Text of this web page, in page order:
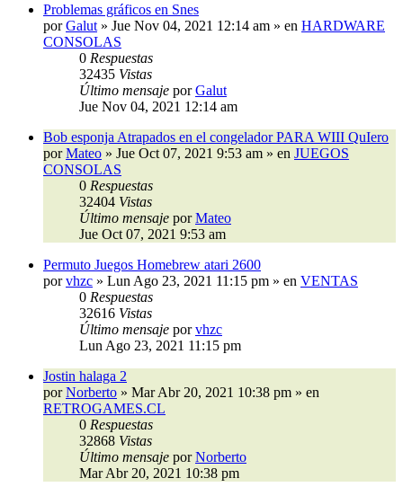
Problemas gráficos en Snes
porGalut » Jue Nov 04, 2021 12:14 am » en HARDWARE
CONSOLAS
0 Respuestas
32435 Vistas
Último mensaje porGalut
Jue Nov 04, 2021 12:14 am
Bob esponja Atrapados en el congelador PARA WIII QuIero
porMateo » Jue Oct 07, 2021 9:53 am » en JUEGOS
CONSOLAS
0 Respuestas
32404 Vistas
Último mensaje porMateo
Jue Oct 07, 2021 9:53 am
Permuto Juegos Homebrew atari 2600
porvhzc » Lun Ago 23, 2021 11:15 pm » en VENTAS
0 Respuestas
32616 Vistas
Último mensaje porvhzc
Lun Ago 23, 2021 11:15 pm
Jostin halaga 2
porNorberto » Mar Abr 20, 2021 10:38 pm » en
RETROGAMES.CL
0 Respuestas
32868 Vistas
Último mensaje porNorberto
Mar Abr 20, 2021 10:38 pm